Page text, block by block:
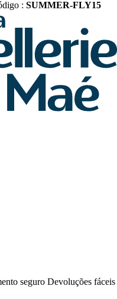
: SUMMER-FLY15
seguro Devoluções fáceis